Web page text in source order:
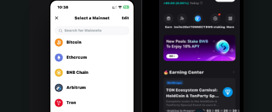
Português (Portugal)
Bahasa Indonesia